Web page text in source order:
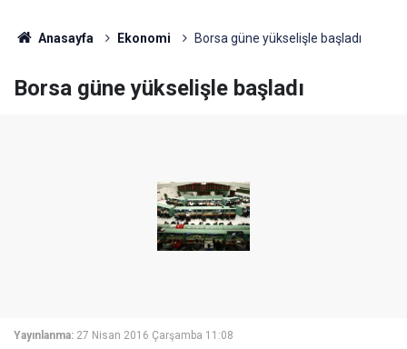
Anasayfa Ekonomi Borsa güne yükselişle başladı
Borsa güne yükselişle başladı
Yayınlanma: 27 Nisan 2016 Çarşamba 11:08